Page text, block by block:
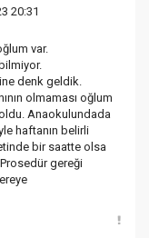
20:31
var.
denk geldik.
olmaması oğlum
Anaokulundada
haftanın belirli
bir saatte olsa
gereği